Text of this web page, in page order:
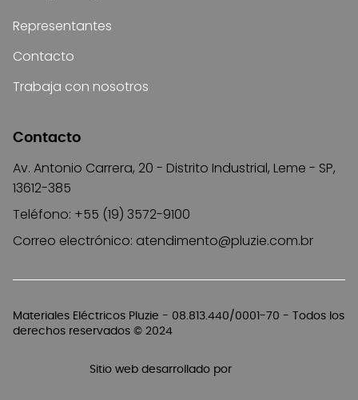
Materiales Eléctricos Pluzie - 08.813.440/0001-70 - Todos los
derechos reservados © 2024
Sitio web desarrollado por
Representantes
Contacto
Trabaja con nosotros
Contacto
Av. Antonio Carrera, 20 - Distrito Industrial, Leme - SP,
13612-385
Teléfono: +55 (19) 3572-9100
Correo electrónico: atendimento@pluzie.com.br